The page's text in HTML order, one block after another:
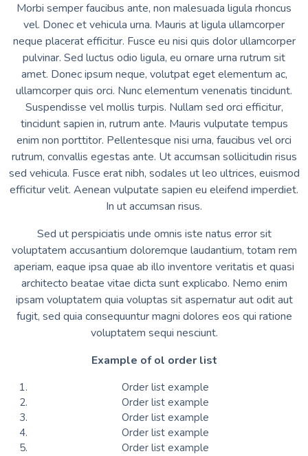
Morbi semper faucibus ante, non malesuada ligula rhoncus
vel. Donec et vehicula urna. Mauris at ligula ullamcorper
neque placerat efficitur. Fusce eu nisi quis dolor ullamcorper
pulvinar. Sed luctus odio ligula, eu ornare urna rutrum sit
amet. Donec ipsum neque, volutpat eget elementum ac,
ullamcorper quis orci. Nunc elementum venenatis tincidunt.
Suspendisse vel mollis turpis. Nullam sed orci efficitur,
tincidunt sapien in, rutrum ante. Mauris vulputate tempus
enim non porttitor. Pellentesque nisi urna, faucibus vel orci
rutrum, convallis egestas ante. Ut accumsan sollicitudin risus
sed vehicula. Fusce erat nibh, sodales ut leo ultrices, euismod
efficitur velit. Aenean vulputate sapien eu eleifend imperdiet.
In ut accumsan risus.
Sed ut perspiciatis unde omnis iste natus error sit
voluptatem accusantium doloremque laudantium, totam rem
aperiam, eaque ipsa quae ab illo inventore veritatis et quasi
architecto beatae vitae dicta sunt explicabo. Nemo enim
ipsam voluptatem quia voluptas sit aspernatur aut odit aut
fugit, sed quia consequuntur magni dolores eos qui ratione
voluptatem sequi nesciunt.
Example of ol order list
Order list example
Order list example
Order list example
Order list example
Order list example